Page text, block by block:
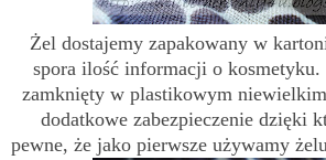
Żel dostajemy zapakowany w
spora ilość informacji o kosmetyku.
zamknięty w plastikowym niewielkim
dodatkowe zabezpieczenie dzięki
pewne, że jako pierwsze używamy